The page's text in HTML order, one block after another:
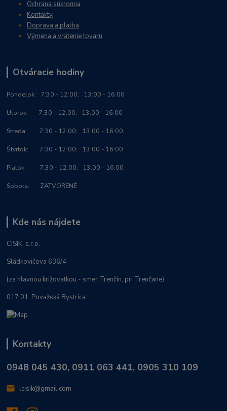
Ochrana súkromia
Kontakty
Doprava a platba
Výmena a vrátenie tovaru
Otváracie hodiny
Pondelok: 7:30 - 12:00; 13:00 - 16:00
Utorok: 7:30 - 12:00; 13:00 - 16:00
Streda: 7:30 - 12:00; 13:00 - 16:00
Štvrtok: 7:30 - 12:00; 13:00 - 16:00
Piatok: 7:30 - 12:00; 13:00 - 16:00
Sobota: ZATVORENÉ
Kde nás nájdete
CISÍK, s.r.o.
Sládkovičova 636/4
(za hlavnou križovatkou - smer Trenčín, pri Trenčane)
017 01 Považská Bystrica
Kontakty
0948 045 430, 0911 063 441, 0905 310 109
lcisik@gmail.com